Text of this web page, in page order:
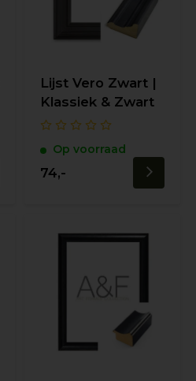
Lijst Vero Zwart |
Klassiek & Zwart
Op voorraad
74,-